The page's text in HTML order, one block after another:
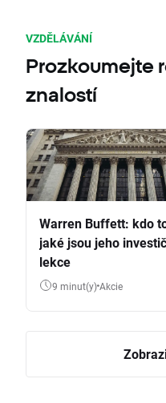
VZDĚLÁVÁNÍ
Prozkoumejte
znalostí
Warren Buffett: kdo
jaké jsou jeho
lekce
9 minut(y) Akcie